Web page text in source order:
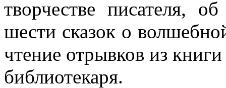
творчестве писателя,
шести сказок о
чтение отрывков из
библиотекаря.